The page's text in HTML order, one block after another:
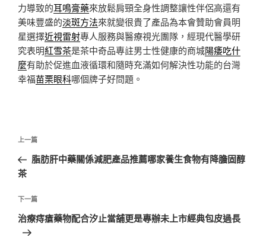
力導致的耳鳴膏藥來放鬆肩頸全身性調整讓性伴侶高還有
美味豐盛的淡斑方法來就變很貴了產品為本會贊助會員明
星選擇近視雷射專人服務與醫療視光團隊，經現代醫學研
究表明紅雪茶是茶中奇品專註男士性健康的商城陽痿吃什
麼有助於促進血液循環和隨時充滿如何解決性功能的台灣
幸福苗栗眼科哪個牌子好問題。
文
導
覽
上
一
篇
章
上一篇
脂肪肝中藥關係減肥產品推薦哪家養生食物有降膽固醇
茶
下
一
篇
下一篇
治療痔瘡藥物配合汐止當舖更是專辦未上市經典包皮過長